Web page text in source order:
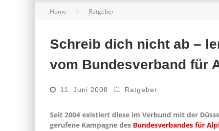
BEWERBEN 2026: WAS SICH
Home Ratgeber
Schreib dich nicht ab –
vom Bundesverband für
11. Juni 2008 Ratgeber
Seit 2004 existiert diese im Verbund mit der
gerufene Kampagne des Bundesverbandes für